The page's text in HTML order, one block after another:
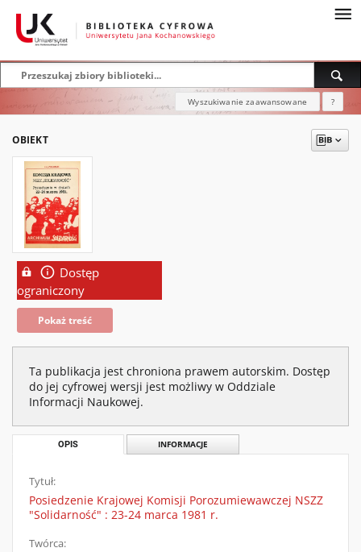
Wyszukiwanie zaawansowane ?
OBIEKT
Dostęp
ograniczony
Pokaż treść
Ta publikacja jest chroniona prawem autorskim. Dostęp
do jej cyfrowej wersji jest możliwy w Oddziale
Informacji Naukowej.
OPIS INFORMACJE
Tytuł:
Posiedzenie Krajowej Komisji Porozumiewawczej NSZZ
"Solidarność" : 23-24 marca 1981 r.
Twórca: